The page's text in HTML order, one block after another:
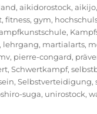
am,aikidorostock,aikijo
,fitness,gym,
,
, lehrgang, martialarts,
, pierre-congard,
,Schwertkampf,
,Selbstverteidigung,
suga, unirostock,